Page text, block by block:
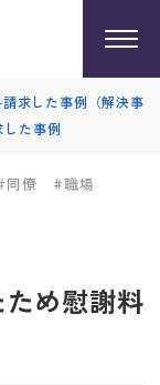
求した事例（解決事
た事例
同僚
#職場
め慰謝料